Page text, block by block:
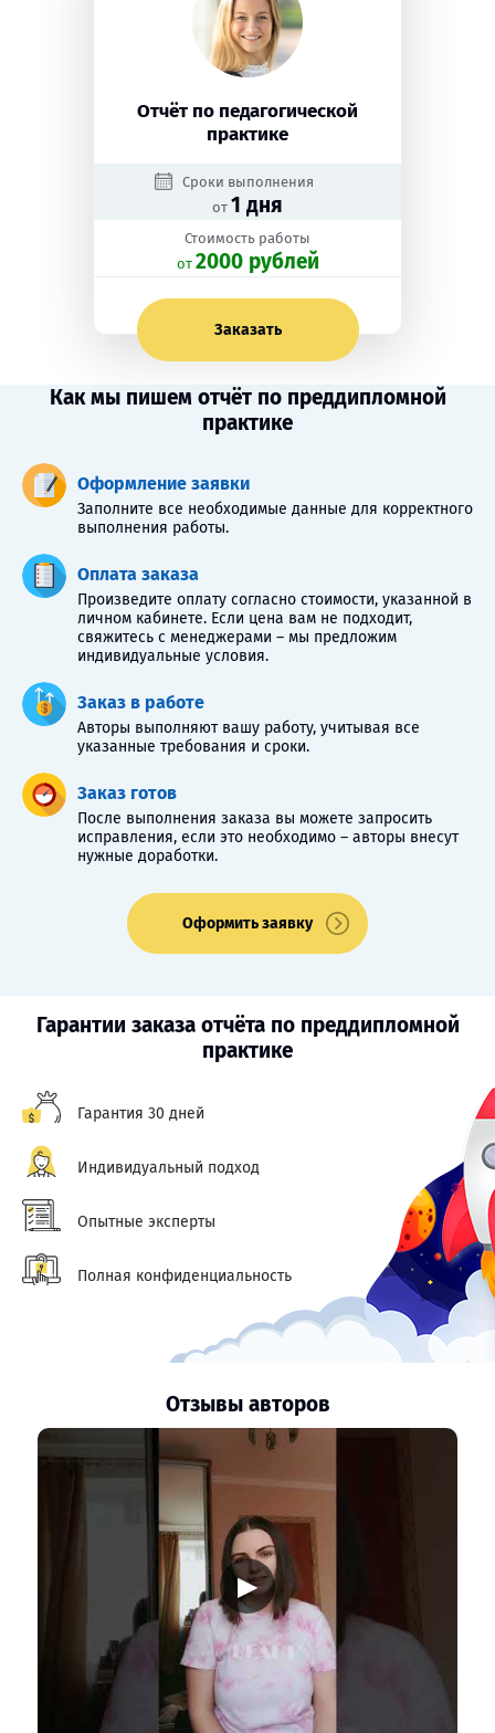
Отчёт по педагогической
практике
Сроки выполнения
от 1 дня
Стоимость работы
oт 2000 рублей
Заказать
Как мы пишем отчёт по преддипломной
практике
Оформление заявки
Заполните все необходимые данные для корректного
выполнения работы.
Оплата заказа
Произведите оплату согласно стоимости, указанной в
личном кабинете. Если цена вам не подходит,
свяжитесь с менеджерами – мы предложим
индивидуальные условия.
Заказ в работе
Авторы выполняют вашу работу, учитывая все
указанные требования и сроки.
Заказ готов
После выполнения заказа вы можете запросить
исправления, если это необходимо – авторы внесут
нужные доработки.
Оформить заявку
Гарантии заказа отчёта по преддипломной
практике
Гарантия 30 дней
Индивидуальный подход
Опытные эксперты
Полная конфиденциальность
Отзывы авторов
▶